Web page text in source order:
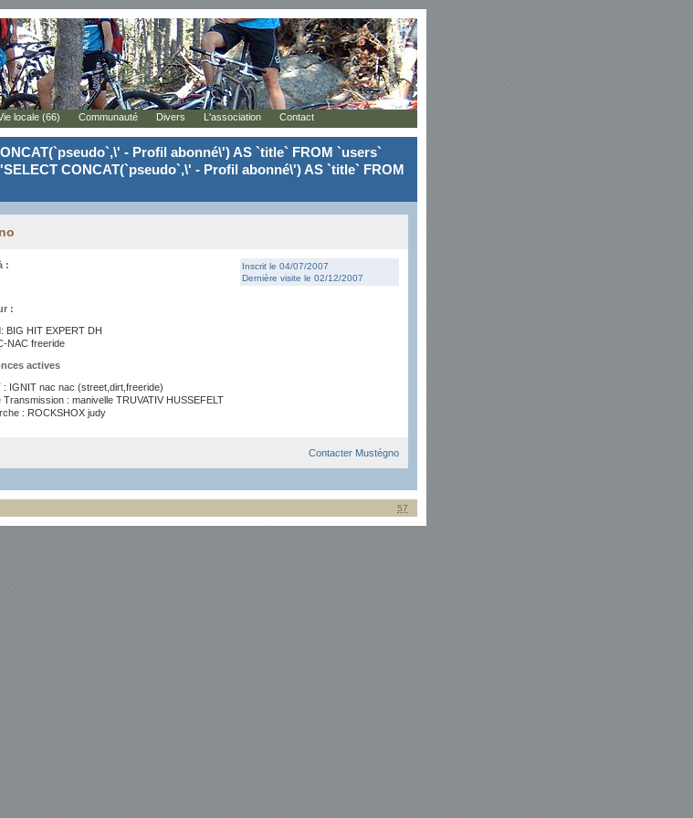
- Profil abonné\') AS `title` FROM `users`
CONCAT(`pseudo`,\' - Profil abonné\') AS `title` FROM
Inscrit le 04/07/2007
Dernière visite le 02/12/2007
:
:
BIG HIT EXPERT DH
NAC freeride
actives
: IGNIT nac nac (street,dirt,freeride)
Transmission : manivelle TRUVATIV HUSSEFELT
: ROCKSHOX judy
Contacter Mustégno
locale (66) Communauté Divers L'association Contact
57